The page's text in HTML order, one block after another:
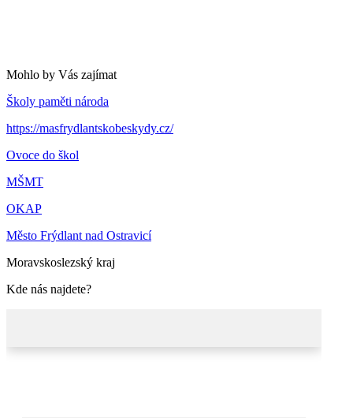
Mohlo by Vás zajímat
Školy paměti národa
https://masfrydlantskobeskydy.cz/
Ovoce do škol
MŠMT
OKAP
Město Frýdlant nad Ostravicí
Moravskoslezský kraj
Kde nás najdete?